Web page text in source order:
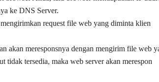
ke DNS Server.
request file web yang diminta klien
akan meresponsnya dengan mengirim file web
tersedia, maka web server akan merespon